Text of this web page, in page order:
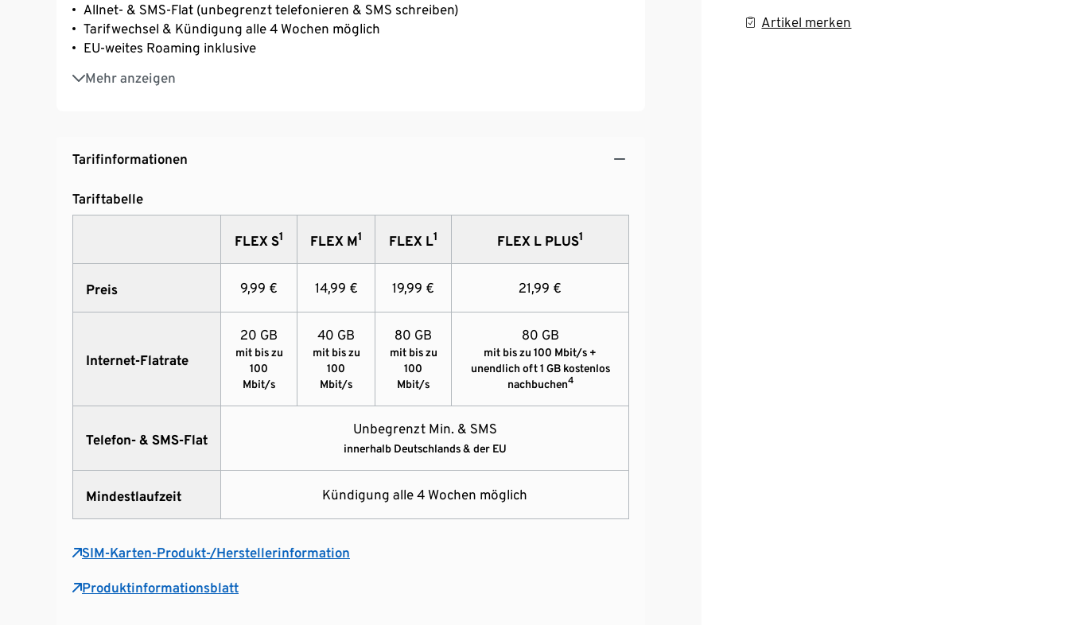
Artikel merken
Allnet- & SMS-Flat (unbegrenzt telefonieren & SMS schreiben)
Tarifwechsel & Kündigung alle 4 Wochen möglich
EU-weites Roaming inklusive
Mehr anzeigen
Ohne Anschlussgebühr
Smartphone-Tarif inkl. SIM-Karte von Tchibo MOBIL
Tarifinformationen
Tariftabelle
FLEX S1 FLEX M1 FLEX L1 FLEX L PLUS1
Preis 9,99 € 14,99 € 19,99 € 21,99 €
Internet-Flatrate
20 GB
mit bis zu
100
Mbit/s
40 GB
mit bis zu
100
Mbit/s
80 GB
mit bis zu
100
Mbit/s
80 GB
mit bis zu 100 Mbit/s +
unendlich oft 1 GB kostenlos
nachbuchen4
Telefon- & SMS-Flat
Unbegrenzt Min. & SMS
innerhalb Deutschlands & der EU
Mindestlaufzeit Kündigung alle 4 Wochen möglich
SIM-Karten-Produkt-/Herstellerinformation
Produktinformationsblatt